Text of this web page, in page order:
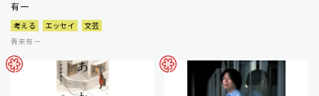
有一
考える エッセイ
文芸
青来有一